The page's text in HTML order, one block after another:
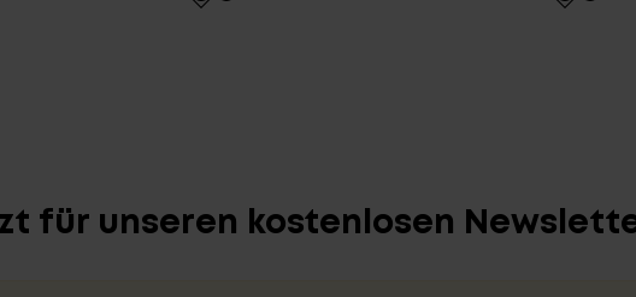
für unseren kostenlosen